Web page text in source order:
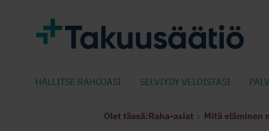
HALLITSE RAHOJASI SELVIYDY VELOISTASI
Olet tässä:Raha-asiat Mitä eläminen